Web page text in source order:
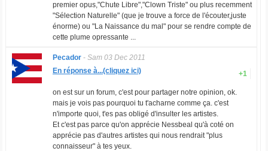
premier opus,"Chute Libre","Clown Triste" ou plus recemment
"Sélection Naturelle" (que je trouve a force de l'écouter,juste
énorme) ou "La Naissance du mal" pour se rendre compte de
cette plume opressante ...
Pecador- Sam 03 Dec 2011
+1
En réponse à...(cliquez ici)
on est sur un forum, c'est pour partager notre opinion, ok.
mais je vois pas pourquoi tu t'acharne comme ça. c'est
n'importe quoi, t'es pas obligé d'insulter les artistes.
Et c'est pas parce qu'on apprécie Nessbeal qu'à coté on
apprécie pas d'autres artistes qui nous rendrait "plus
connaisseur" à tes yeux.